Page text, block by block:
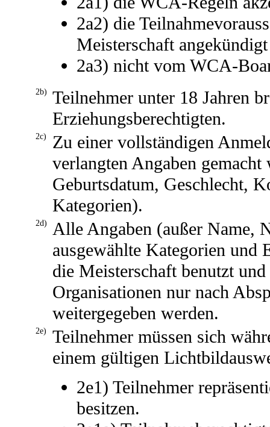
2a2) die
Meisterschaft
2a3) nicht vom WCA-
2b)
Teilnehmer unter 18 Jahren
Erziehungsberechtigten.
2c)
Zu einer vollständigen
verlangten Angaben
Geburtsdatum, Geschlecht,
Kategorien).
2d)
Alle Angaben (außer Name,
ausgewählte Kategorien und
die Meisterschaft benutzt
Organisationen nur nach
weitergegeben werden.
2e)
Teilnehmer müssen sich
einem gültigen
2e1) Teilnehmer
besitzen.